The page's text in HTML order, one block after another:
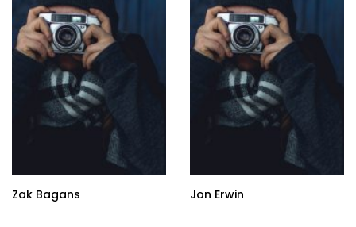
Zak Bagans Jon Erwin